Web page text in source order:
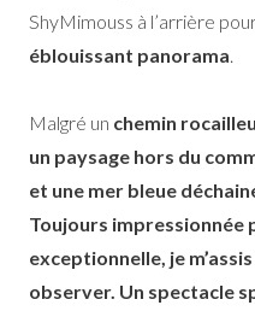
ShyMimouss à l’arrière
éblouissant panorama
Malgré un chemin
un paysage hors du
et une mer bleue
Toujours impressionnée
exceptionnelle, je
observer. Un spectacle